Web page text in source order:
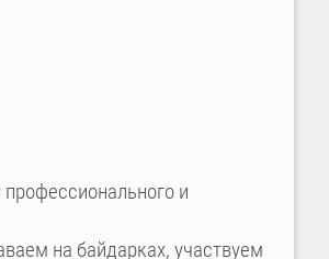
и
на байдарках, участвуем